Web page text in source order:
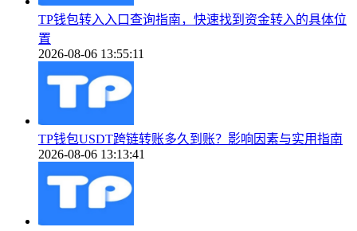
TP钱包转入入口查询指南，快速找到资金转入的具体位
置
2026-08-06 13:55:11
TP钱包USDT跨链转账多久到账？影响因素与实用指南
2026-08-06 13:13:41